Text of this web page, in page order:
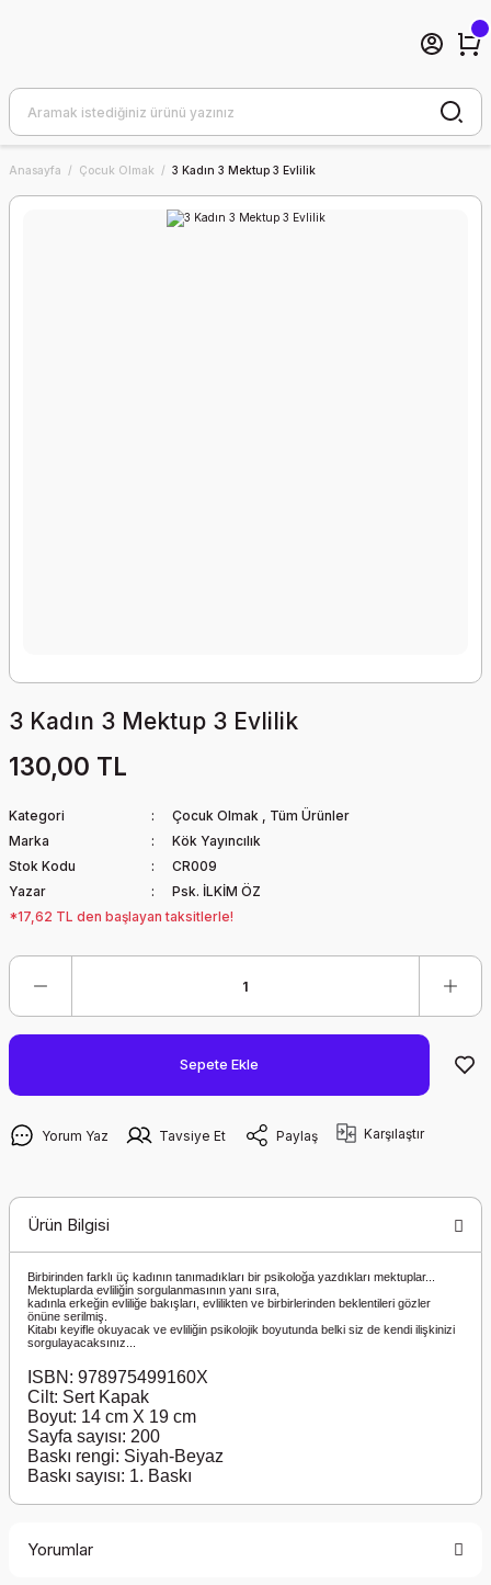
Anasayfa Çocuk Olmak 3 Kadın 3 Mektup 3 Evlilik
3 Kadın 3 Mektup 3 Evlilik
130,00 TL
Kategori Çocuk Olmak , Tüm Ürünler
Marka
Kök Yayıncılık
Stok Kodu
CR009
Yazar
Psk. İLKİM ÖZ
*17,62 TL den başlayan taksitlerle!
Sepete Ekle
Yorum Yaz Tavsiye Et Paylaş Karşılaştır
Ürün Bilgisi
Birbirinden farklı üç kadının tanımadıkları bir psikoloğa yazdıkları mektuplar...
Mektuplarda evliliğin sorgulanmasının yanı sıra,
kadınla erkeğin evliliğe bakışları, evlilikten ve birbirlerinden beklentileri gözler
önüne serilmiş.
Kitabı keyifle okuyacak ve evliliğin psikolojik boyutunda belki siz de kendi ilişkinizi
sorgulayacaksınız...
ISBN: 978975499160X
Cilt: Sert Kapak
Boyut: 14 cm X 19 cm
Sayfa sayısı: 200
Baskı rengi: Siyah-Beyaz
Baskı sayısı: 1. Baskı
Yorumlar